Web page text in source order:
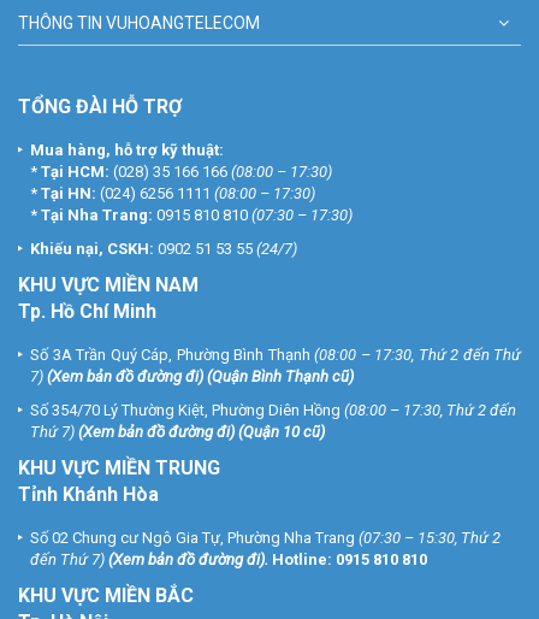
THÔNG TIN VUHOANGTELECOM
TỔNG ĐÀI HỖ TRỢ
Mua hàng, hỗ trợ kỹ thuật:
* Tại HCM: (028) 35 166 166 (08:00 – 17:30)
* Tại HN: (024) 6256 1111 (08:00 – 17:30)
* Tại Nha Trang: 0915 810 810 (07:30 – 17:30)
Khiếu nại, CSKH: 0902 51 53 55 (24/7)
KHU VỰC MIỀN NAM
Tp. Hồ Chí Minh
Số 3A Trần Quý Cáp, Phường Bình Thạnh (08:00 – 17:30, Thứ 2 đến Thứ
7) (Xem bản đồ đường đi) (Quận Bình Thạnh cũ)
Số 354/70 Lý Thường Kiệt, Phường Diên Hồng (08:00 – 17:30, Thứ 2 đến
Thứ 7) (Xem bản đồ đường đi) (Quận 10 cũ)
KHU VỰC MIỀN TRUNG
Tỉnh Khánh Hòa
Số 02 Chung cư Ngô Gia Tự, Phường Nha Trang (07:30 – 15:30, Thứ 2
đến Thứ 7) (Xem bản đồ đường đi). Hotline: 0915 810 810
KHU VỰC MIỀN BẮC